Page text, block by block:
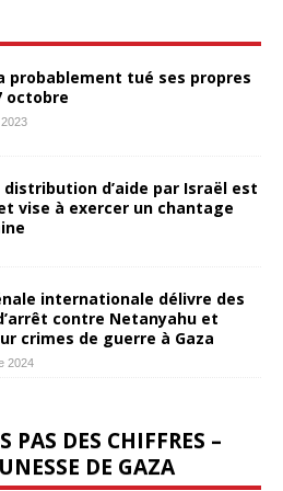
probablement tué ses propres
octobre
distribution d’aide par Israël est
vise à exercer un chantage
internationale délivre des
contre Netanyahu et
crimes de guerre à Gaza
2024
PAS DES CHIFFRES –
DE GAZA